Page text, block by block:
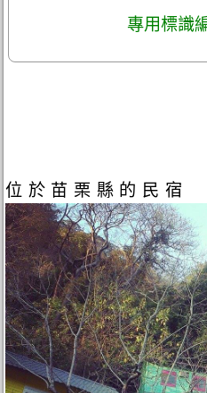
專用標識
位於苗栗縣的民宿